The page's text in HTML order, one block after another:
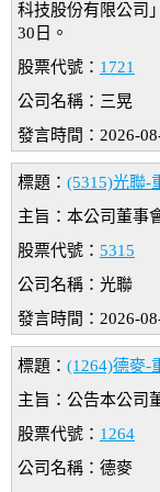
科技股份有限公司
30日。
股票代號： 1721
公司名稱：三晃
發言時間：2026-
標題： (5315)光聯-
主旨：本公司董事
股票代號： 5315
公司名稱：光聯
發言時間：2026-
標題： (1264)德麥-
主旨：公告本公司
股票代號： 1264
公司名稱：德麥